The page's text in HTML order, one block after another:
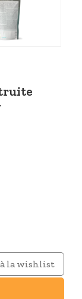
la wishlist